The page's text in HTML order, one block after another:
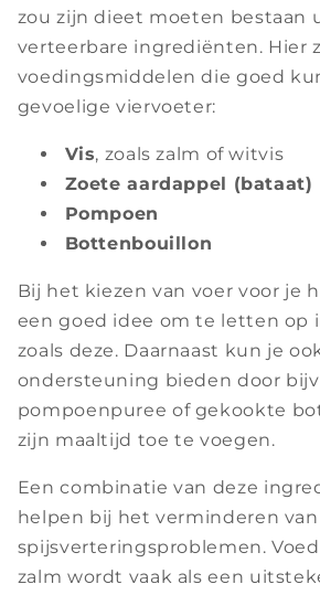
zou zijn dieet moeten bestaan
verteerbare ingrediënten. Hier
voedingsmiddelen die goed
gevoelige viervoeter:
Vis, zoals zalm of witvis
Zoete aardappel (bataat)
Pompoen
Bottenbouillon
Bij het kiezen van voer voor je
een goed idee om te letten op
zoals deze. Daarnaast kun je
ondersteuning bieden door
pompoenpuree of gekookte
zijn maaltijd toe te voegen.
Een combinatie van deze
helpen bij het verminderen
spijsverteringsproblemen.
zalm wordt vaak als een